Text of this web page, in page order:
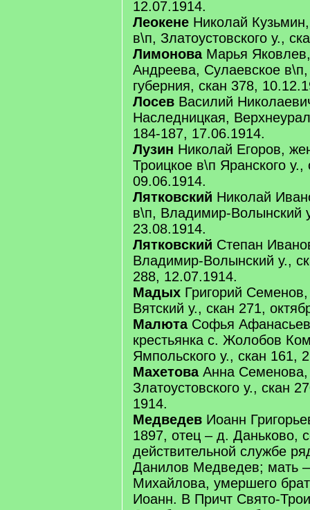
12.07.1914.
Леокене Николай
в\п, Златоустовского у.,
ЛимоноваМарья
Андреева, Сулаевское в\п,
губерния, скан 378,
Лосев Василий
Наследницкая,
184-187, 17.06.1914.
Лузин Николай Егоров,
Троицкое в\п Яранского у.,
09.06.1914.
Лятковский Николай
в\п, Владимир-Волынский
23.08.1914.
Лятковский Степан
Владимир-Волынский у.,
288, 12.07.1914.
Мадых Григорий
Вятский у., скан 271,
МалютаСофья
крестьянка с. Жолобов
Ямпольского у., скан 161,
МахетоваАнна
Златоустовского у., скан
1914.
Медведев Иоанн
1897, отец – д. Даньково,
действительной службе
Данилов Медведев; мать
Михайлова, умершего
Иоанн. В Причт Свято-